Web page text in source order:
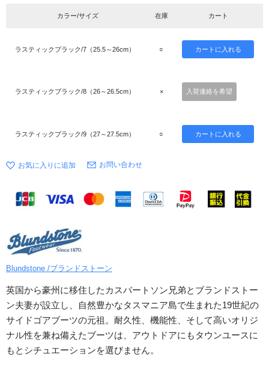
カラー/サイズ 在庫 カート
ラスティックブラック/7（25.5～26cm） ○
ラスティックブラック/8（26～26.5cm） × 入荷連絡を希望
ラスティックブラック/9（27～27.5cm） ○
お問い合わせ
Blundstone /ブランドストーン
英国から豪州に移住したカスバートソン兄弟とブランドストー
ン夫妻が設立し、自然豊かなタスマニア島で生まれた19世紀の
サイドゴアブーツの元祖。耐久性、機能性、そして高いオリジ
ナル性を兼ね備えたブーツは、アウトドアにもタウンユースに
もとシチュエーションを選びません。